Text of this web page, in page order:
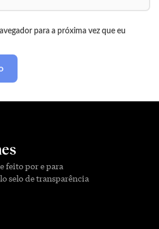
para a próxima vez que eu
feito por e para
selo de transparência